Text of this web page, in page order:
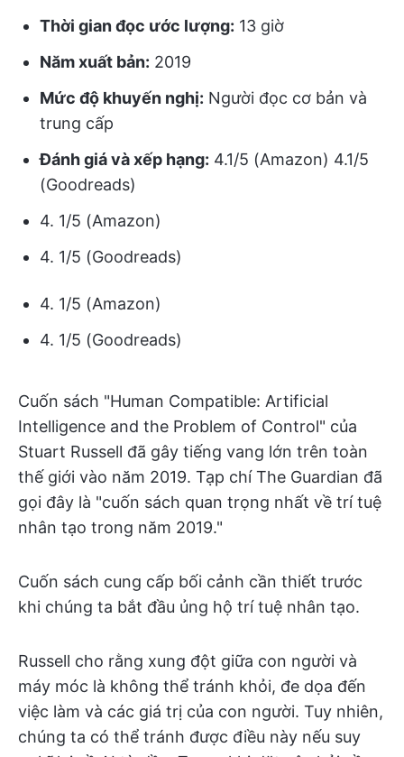
Thời gian đọc ước lượng: 13 giờ
Năm xuất bản: 2019
Mức độ khuyến nghị: Người đọc cơ bản và
trung cấp
Đánh giá và xếp hạng: 4.1/5 (Amazon) 4.1/5
(Goodreads)
4. 1/5 (Amazon)
4. 1/5 (Goodreads)
4. 1/5 (Amazon)
4. 1/5 (Goodreads)
Cuốn sách "Human Compatible: Artificial
Intelligence and the Problem of Control" của
Stuart Russell đã gây tiếng vang lớn trên toàn
thế giới vào năm 2019. Tạp chí The Guardian đã
gọi đây là "cuốn sách quan trọng nhất về trí tuệ
nhân tạo trong năm 2019."
Cuốn sách cung cấp bối cảnh cần thiết trước
khi chúng ta bắt đầu ủng hộ trí tuệ nhân tạo.
Russell cho rằng xung đột giữa con người và
máy móc là không thể tránh khỏi, đe dọa đến
việc làm và các giá trị của con người. Tuy nhiên,
chúng ta có thể tránh được điều này nếu suy